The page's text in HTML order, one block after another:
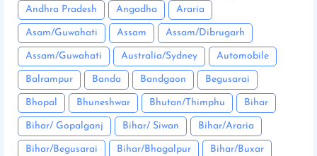
Andhra Pradesh Angadha Araria
Asam/Guwahati Assam Assam/Dibrugarh
Assam/Guwahati Australia/Sydney Automobile
Balrampur Banda Bandgaon Begusarai
Bhopal Bhuneshwar Bhutan/Thimphu Bihar
Bihar/ Gopalganj Bihar/ Siwan Bihar/Araria
Bihar/Begusarai Bihar/Bhagalpur Bihar/Buxar